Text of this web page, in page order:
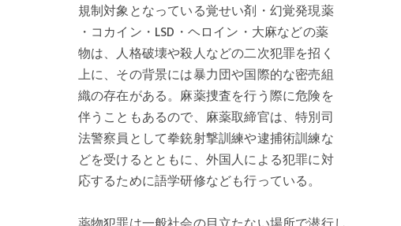
規制対象となっている覚せい剤・幻覚発現薬
・コカイン・LSD・ヘロイン・大麻などの薬
物は、人格破壊や殺人などの二次犯罪を招く
上に、その背景には暴力団や国際的な密売組
織の存在がある。麻薬捜査を行う際に危険を
伴うこともあるので、麻薬取締官は、特別司
法警察員として拳銃射撃訓練や逮捕術訓練な
どを受けるとともに、外国人による犯罪に対
応するために語学研修なども行っている。